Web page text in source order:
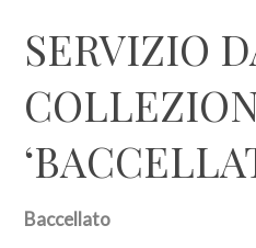
SERVIZIO
Baccellato